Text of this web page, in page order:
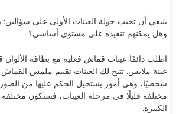
ينبغي أن تجيب جولة العينات الأولى على
وهل يمكنهم تنفيذه على مستوى أساسي؟
اطلب دائمًا عينات قماش فعلية مع بطاقة الألوان
عينة ملابس. تتيح لك العينات تقييم ملمس
شخصيًا، وهي أمور يستحيل الحكم عليها من الصور.
مختلفة قليلًا في مرحلة العينات، فستكون
الكبيرة.